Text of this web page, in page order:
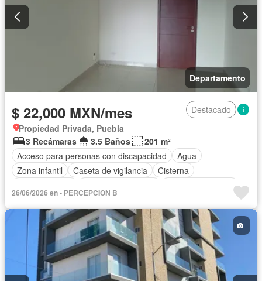
Departamento
$ 22,000 MXN/mes
Destacado
Propiedad Privada, Puebla
3 Recámaras
3.5 Baños
201 m²
Acceso para personas con discapacidad
Agua
Zona infantil
Caseta de vigilancia
Cisterna
Elevador
Estacionamiento
Recámara con closet
Sala polivalente
Seguridad
Vista panorámica
Zonas verdes
26/06/2026 en - PERCEPCION B